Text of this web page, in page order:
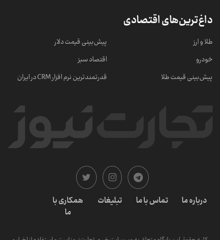
داغ‌ترین‌های اقتصادی
طلا و ارز
خودرو
پیش‌بینی قیمت طلا
پیش‌بینی قیمت دلار
اقتصاد سبز
قدرتمندترین نرم‌ افزار CRM در ایران
درباره ما تماس با ما تبلیغات
همکاری با
ما